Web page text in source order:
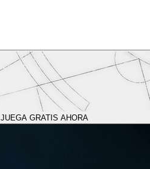
JUEGA GRATIS AHORA